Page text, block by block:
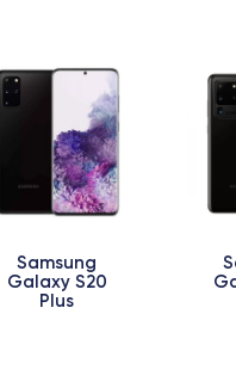
Samsung
Galaxy S20
Plus